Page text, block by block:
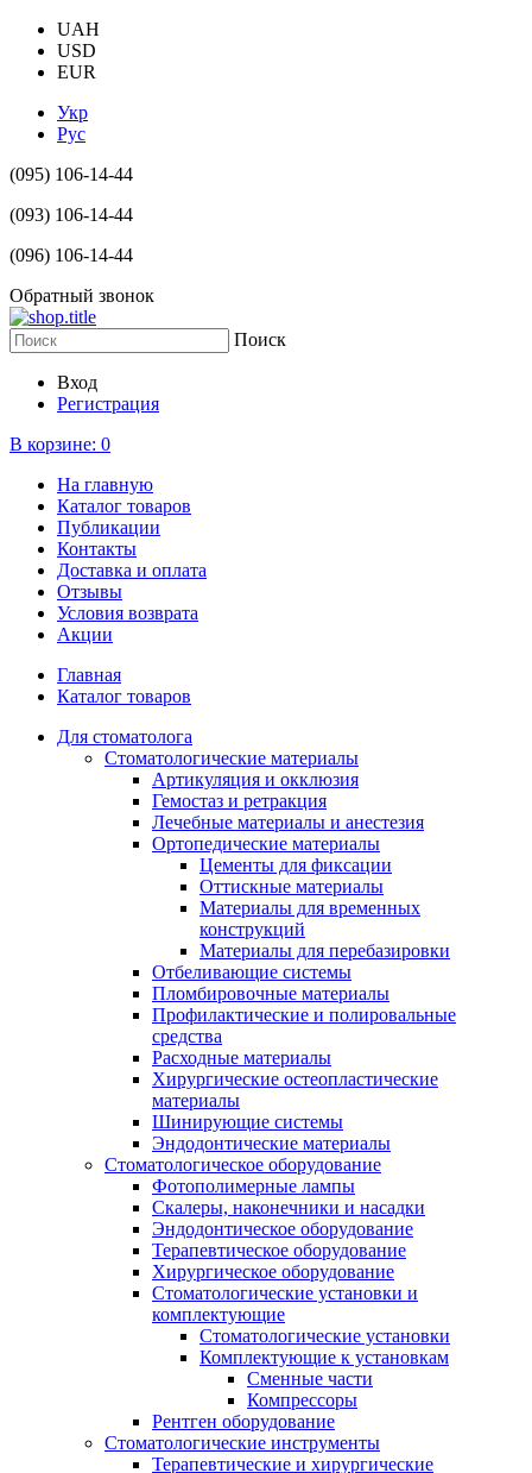
UAH
USD
EUR
Укр
Рус
(095) 106-14-44
(093) 106-14-44
(096) 106-14-44
Обратный звонок
Поиск
Вход
Регистрация
В корзине: 0
На главную
Каталог товаров
Публикации
Контакты
Доставка и оплата
Отзывы
Условия возврата
Акции
Главная
Каталог товаров
Для стоматолога
Стоматологические материалы
Артикуляция и окклюзия
Гемостаз и ретракция
Лечебные материалы и анестезия
Ортопедические материалы
Цементы для фиксации
Оттискные материалы
Материалы для временных
конструкций
Материалы для перебазировки
Отбеливающие системы
Пломбировочные материалы
Профилактические и полировальные
средства
Расходные материалы
Хирургические остеопластические
материалы
Шинирующие системы
Эндодонтические материалы
Стоматологическое оборудование
Фотополимерные лампы
Скалеры, наконечники и насадки
Эндодонтическое оборудование
Терапевтическое оборудование
Хирургическое оборудование
Стоматологические установки и
комплектующие
Стоматологические установки
Комплектующие к установкам
Сменные части
Компрессоры
Рентген оборудование
Стоматологические инструменты
Терапевтические и хирургические